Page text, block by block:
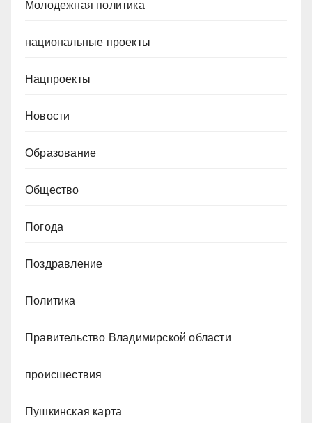
Молодежная политика
национальные проекты
Нацпроекты
Новости
Образование
Общество
Погода
Поздравление
Политика
Правительство Владимирской области
происшествия
Пушкинская карта